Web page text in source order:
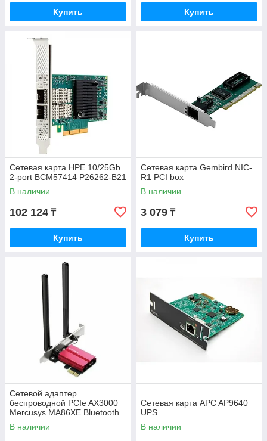
Купить Купить
Сетевая карта HPE 10/25Gb
2-port BCM57414 P26262-B21
В наличии
102 124 ₸
Купить
Сетевая карта Gembird NIC-
R1 PCI box
В наличии
3 079 ₸
Купить
Сетевой адаптер
беспроводной PCIe AX3000
Mercusys MA86XE Bluetooth
5.2 Wi-Fi 6
В наличии
Сетевая карта APC AP9640
UPS
В наличии